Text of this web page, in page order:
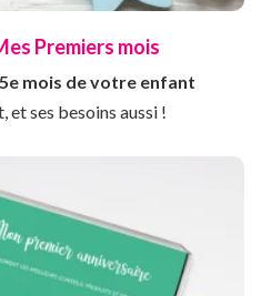
Premiers mois
mois de votre enfant
ses besoins aussi !